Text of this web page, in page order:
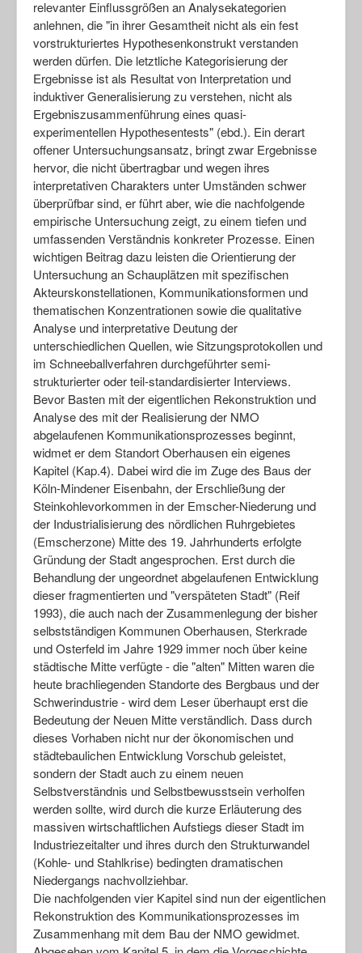
relevanter Einflussgrößen an Analysekategorien
anlehnen, die "in ihrer Gesamtheit nicht als ein fest
vorstrukturiertes Hypothesenkonstrukt verstanden
werden dürfen. Die letztliche Kategorisierung der
Ergebnisse ist als Resultat von Interpretation und
induktiver Generalisierung zu verstehen, nicht als
Ergebniszusammenführung eines quasi-
experimentellen Hypothesentests" (ebd.). Ein derart
offener Untersuchungsansatz, bringt zwar Ergebnisse
hervor, die nicht übertragbar und wegen ihres
interpretativen Charakters unter Umständen schwer
überprüfbar sind, er führt aber, wie die nachfolgende
empirische Untersuchung zeigt, zu einem tiefen und
umfassenden Verständnis konkreter Prozesse. Einen
wichtigen Beitrag dazu leisten die Orientierung der
Untersuchung an Schauplätzen mit spezifischen
Akteurskonstellationen, Kommunikationsformen und
thematischen Konzentrationen sowie die qualitative
Analyse und interpretative Deutung der
unterschiedlichen Quellen, wie Sitzungsprotokollen und
im Schneeballverfahren durchgeführter semi-
strukturierter oder teil-standardisierter Interviews.
Bevor Basten mit der eigentlichen Rekonstruktion und
Analyse des mit der Realisierung der NMO
abgelaufenen Kommunikationsprozesses beginnt,
widmet er dem Standort Oberhausen ein eigenes
Kapitel (Kap.4). Dabei wird die im Zuge des Baus der
Köln-Mindener Eisenbahn, der Erschließung der
Steinkohlevorkommen in der Emscher-Niederung und
der Industrialisierung des nördlichen Ruhrgebietes
(Emscherzone) Mitte des 19. Jahrhunderts erfolgte
Gründung der Stadt angesprochen. Erst durch die
Behandlung der ungeordnet abgelaufenen Entwicklung
dieser fragmentierten und "verspäteten Stadt" (Reif
1993), die auch nach der Zusammenlegung der bisher
selbstständigen Kommunen Oberhausen, Sterkrade
und Osterfeld im Jahre 1929 immer noch über keine
städtische Mitte verfügte - die "alten" Mitten waren die
heute brachliegenden Standorte des Bergbaus und der
Schwerindustrie - wird dem Leser überhaupt erst die
Bedeutung der Neuen Mitte verständlich. Dass durch
dieses Vorhaben nicht nur der ökonomischen und
städtebaulichen Entwicklung Vorschub geleistet,
sondern der Stadt auch zu einem neuen
Selbstverständnis und Selbstbewusstsein verholfen
werden sollte, wird durch die kurze Erläuterung des
massiven wirtschaftlichen Aufstiegs dieser Stadt im
Industriezeitalter und ihres durch den Strukturwandel
(Kohle- und Stahlkrise) bedingten dramatischen
Niedergangs nachvollziehbar.
Die nachfolgenden vier Kapitel sind nun der eigentlichen
Rekonstruktion des Kommunikationsprozesses im
Zusammenhang mit dem Bau der NMO gewidmet.